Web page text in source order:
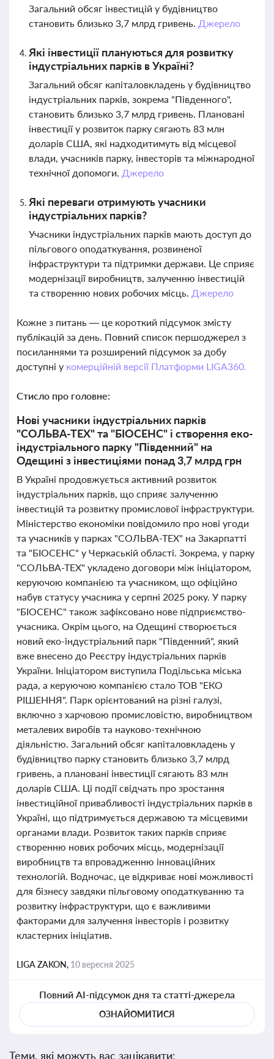
Загальний обсяг інвестицій у будівництво
становить близько 3,7 млрд гривень. Джерело
Які інвестиції плануються для розвитку
індустріальних парків в Україні?
Загальний обсяг капіталовкладень у будівництво
індустріальних парків, зокрема "Південного",
становить близько 3,7 млрд гривень. Плановані
інвестиції у розвиток парку сягають 83 млн
доларів США, які надходитимуть від місцевої
влади, учасників парку, інвесторів та міжнародної
технічної допомоги. Джерело
Які переваги отримують учасники
індустріальних парків?
Учасники індустріальних парків мають доступ до
пільгового оподаткування, розвиненої
інфраструктури та підтримки держави. Це сприяє
модернізації виробництв, залученню інвестицій
та створенню нових робочих місць. Джерело
Кожне з питань — це короткий підсумок змісту
публікацій за день. Повний список першоджерел з
посиланнями та розширений підсумок за добу
доступні у комерційній версії Платформи LIGA360.
Стисло про головне:
Нові учасники індустріальних парків
"СОЛЬВА-ТЕХ" та "БІОСЕНС" і створення еко-
індустріального парку "Південний" на
Одещині з інвестиціями понад 3,7 млрд грн
В Україні продовжується активний розвиток
індустріальних парків, що сприяє залученню
інвестицій та розвитку промислової інфраструктури.
Міністерство економіки повідомило про нові угоди
та учасників у парках "СОЛЬВА-ТЕХ" на Закарпатті
та "БІОСЕНС" у Черкаській області. Зокрема, у парку
"СОЛЬВА-ТЕХ" укладено договори між ініціатором,
керуючою компанією та учасником, що офіційно
набув статусу учасника у серпні 2025 року. У парку
"БІОСЕНС" також зафіксовано нове підприємство-
учасника. Окрім цього, на Одещині створюється
новий еко-індустріальний парк "Південний", який
вже внесено до Реєстру індустріальних парків
України. Ініціатором виступила Подільська міська
рада, а керуючою компанією стало ТОВ "ЕКО
РІШЕННЯ". Парк орієнтований на різні галузі,
включно з харчовою промисловістю, виробництвом
металевих виробів та науково-технічною
діяльністю. Загальний обсяг капіталовкладень у
будівництво парку становить близько 3,7 млрд
гривень, а плановані інвестиції сягають 83 млн
доларів США. Ці події свідчать про зростання
інвестиційної привабливості індустріальних парків в
Україні, що підтримується державою та місцевими
органами влади. Розвиток таких парків сприяє
створенню нових робочих місць, модернізації
виробництв та впровадженню інноваційних
технологій. Водночас, це відкриває нові можливості
для бізнесу завдяки пільговому оподаткуванню та
розвитку інфраструктури, що є важливими
факторами для залучення інвесторів і розвитку
кластерних ініціатив.
LIGA ZAKON, 10 вересня 2025
Повний AI-підсумок дня та статті-джерела
ОЗНАЙОМИТИСЯ
Теми, які можуть вас зацікавити: